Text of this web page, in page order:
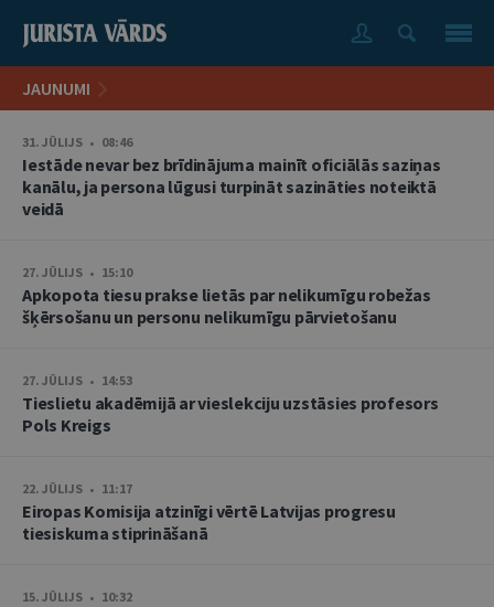
JAUNUMI
31. JŪLIJS • 08:46
Iestāde nevar bez brīdinājuma mainīt oficiālās saziņas
kanālu, ja persona lūgusi turpināt sazināties noteiktā
veidā
27. JŪLIJS • 15:10
Apkopota tiesu prakse lietās par nelikumīgu robežas
šķērsošanu un personu nelikumīgu pārvietošanu
27. JŪLIJS • 14:53
Tieslietu akadēmijā ar vieslekciju uzstāsies profesors
Pols Kreigs
22. JŪLIJS • 11:17
Eiropas Komisija atzinīgi vērtē Latvijas progresu
tiesiskuma stiprināšanā
15. JŪLIJS • 10:32